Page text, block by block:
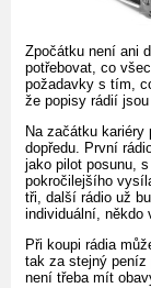
Zpočátku není ani
potřebovat, co
požadavky s tím,
že popisy rádií
Na začátku
dopředu. První
jako pilot posunu,
pokročilejšího
tři, další rádio už
individuální, někdo
Při koupi rádia
tak za stejný
není třeba mít